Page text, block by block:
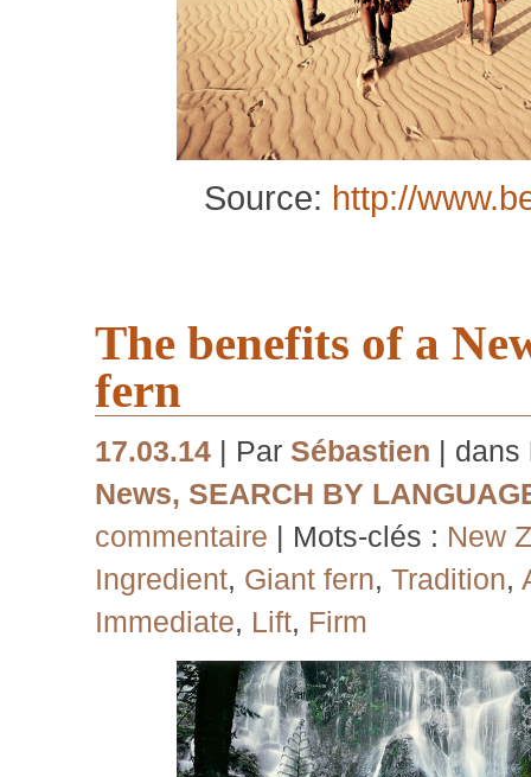
Source: http://
The benefits of a
fern
17.03.14 | Par Sébastien | dans
News, SEARCH BY
commentaire | Mots-clés : New
Ingredient, Giant fern, Tradition,
Immediate, Lift, Firm